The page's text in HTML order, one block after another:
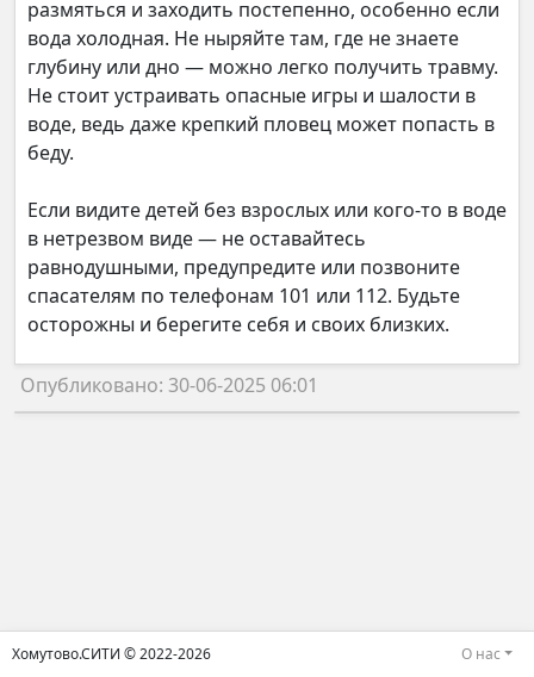
размяться и заходить постепенно, особенно если
вода холодная. Не ныряйте там, где не знаете
глубину или дно — можно легко получить травму.
Не стоит устраивать опасные игры и шалости в
воде, ведь даже крепкий пловец может попасть в
беду.
Если видите детей без взрослых или кого-то в воде
в нетрезвом виде — не оставайтесь
равнодушными, предупредите или позвоните
спасателям по телефонам 101 или 112. Будьте
осторожны и берегите себя и своих близких.
Опубликовано: 30-06-2025 06:01
Хомутово.СИТИ © 2022-2026 О нас